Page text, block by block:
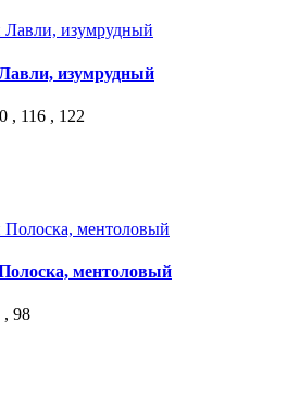
изумрудный
, 116 , 122
ментоловый
, 98